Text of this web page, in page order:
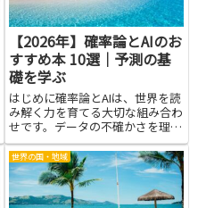
【2026年】確率論とAIのお
すすめ本 10選｜予測の基
礎を学ぶ
はじめに確率論とAIは、世界を読
み解く力を育てる大切な組み合わ
せです。データの不確かさを理解
し、どうしてそう判断できるのか
を知ると、日常の選択や学習にも
自信がつきます。これらの本は、
数字の意味をやさしく解き、難し
い式をいきなり追わず、ひとつ...
世界の国・地域